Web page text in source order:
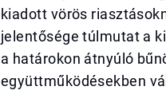
kiadott vörös
jelentősége túlmutat a
a határokon átnyúló
együttműködésekben